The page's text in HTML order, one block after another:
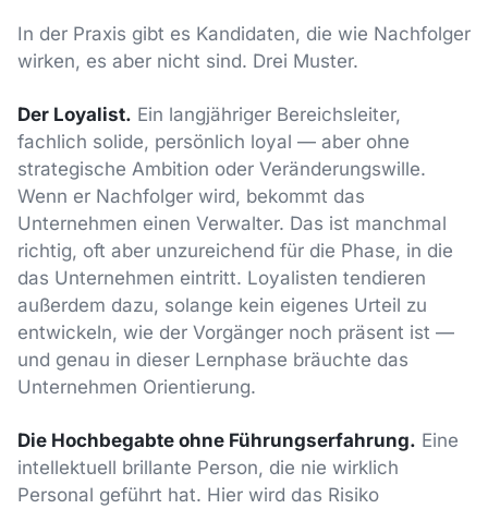
In der Praxis gibt es Kandidaten, die wie Nachfolger
wirken, es aber nicht sind. Drei Muster.
Der Loyalist. Ein langjähriger Bereichsleiter,
fachlich solide, persönlich loyal — aber ohne
strategische Ambition oder Veränderungswille.
Wenn er Nachfolger wird, bekommt das
Unternehmen einen Verwalter. Das ist manchmal
richtig, oft aber unzureichend für die Phase, in die
das Unternehmen eintritt. Loyalisten tendieren
außerdem dazu, solange kein eigenes Urteil zu
entwickeln, wie der Vorgänger noch präsent ist —
und genau in dieser Lernphase bräuchte das
Unternehmen Orientierung.
Die Hochbegabte ohne Führungserfahrung. Eine
intellektuell brillante Person, die nie wirklich
Personal geführt hat. Hier wird das Risiko